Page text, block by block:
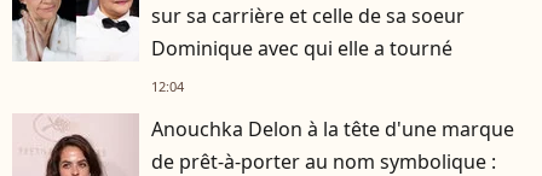
sur sa carrière et celle de sa soeur
Dominique avec qui elle a tourné
12:04
Anouchka Delon à la tête d'une marque
de prêt-à-porter au nom symbolique :